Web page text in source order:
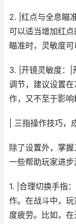
2. |红点与全息瞄
可以适当增加红
瞄准时，灵敏度
3. |开镜灵敏度：|
调节，建议设置
作，又不至于影响
| 三指操作技巧，
除了设置外，掌
一些帮助玩家进步
1. |合理切换手指
作。在战斗中，
度疲劳。比如，